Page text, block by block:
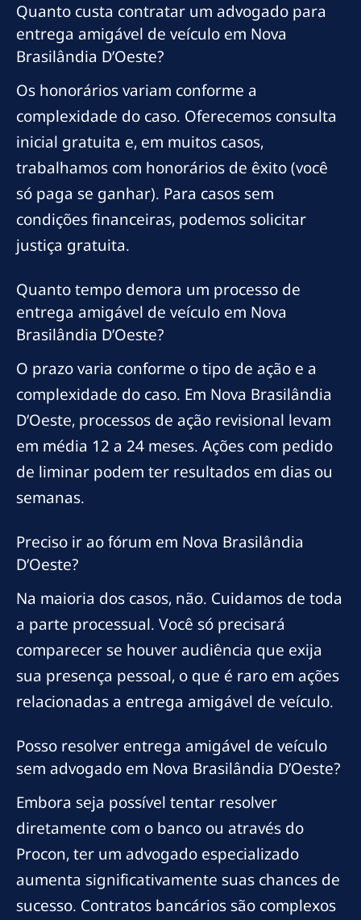
Quanto custa contratar um advogado para
entrega amigável de veículo em Nova
Brasilândia D’Oeste?
Os honorários variam conforme a
complexidade do caso. Oferecemos consulta
inicial gratuita e, em muitos casos,
trabalhamos com honorários de êxito (você
só paga se ganhar). Para casos sem
condições financeiras, podemos solicitar
justiça gratuita.
Quanto tempo demora um processo de
entrega amigável de veículo em Nova
Brasilândia D’Oeste?
O prazo varia conforme o tipo de ação e a
complexidade do caso. Em Nova Brasilândia
D’Oeste, processos de ação revisional levam
em média 12 a 24 meses. Ações com pedido
de liminar podem ter resultados em dias ou
semanas.
Preciso ir ao fórum em Nova Brasilândia
D’Oeste?
Na maioria dos casos, não. Cuidamos de toda
a parte processual. Você só precisará
comparecer se houver audiência que exija
sua presença pessoal, o que é raro em ações
relacionadas a entrega amigável de veículo.
Posso resolver entrega amigável de veículo
sem advogado em Nova Brasilândia D’Oeste?
Embora seja possível tentar resolver
diretamente com o banco ou através do
Procon, ter um advogado especializado
aumenta significativamente suas chances de
sucesso. Contratos bancários são complexos